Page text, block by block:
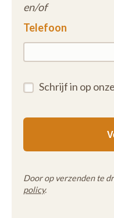
en/of
Telefoon
Schrijf in op
Door op verzenden te
policy.